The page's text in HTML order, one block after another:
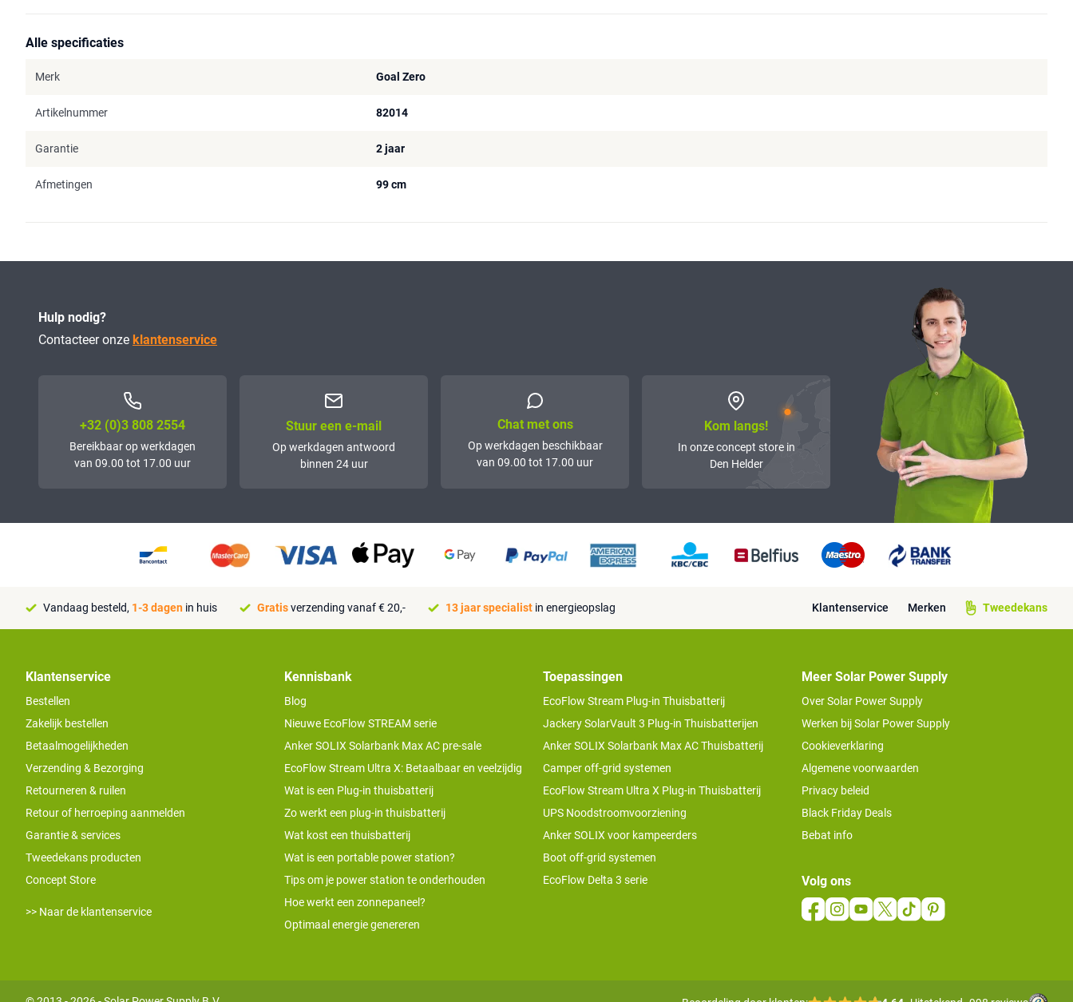
Alle specificaties
Merk Goal Zero
Artikelnummer 82014
Garantie 2 jaar
Afmetingen 99 cm
Hulp nodig?
Contacteer onze klantenservice
+32 (0)3 808 2554
Bereikbaar op werkdagen
van 09.00 tot 17.00 uur
Stuur een e-mail
Op werkdagen antwoord
binnen 24 uur
Chat met ons
Op werkdagen beschikbaar
van 09.00 tot 17.00 uur
Kom langs!
In onze concept store in
Den Helder
Vandaag besteld, 1-3 dagen in huis Gratisverzending vanaf € 20,- 13 jaar specialist in energieopslag Klantenservice Merken Tweedekans
Klantenservice
Bestellen
Zakelijk bestellen
Betaalmogelijkheden
Verzending & Bezorging
Retourneren & ruilen
Retour of herroeping aanmelden
Garantie & services
Tweedekans producten
Concept Store
>> Naar de klantenservice
Kennisbank
Blog
Nieuwe EcoFlow STREAM serie
Anker SOLIX Solarbank Max AC pre-sale
EcoFlow Stream Ultra X: Betaalbaar en veelzijdig
Wat is een Plug-in thuisbatterij
Zo werkt een plug-in thuisbatterij
Wat kost een thuisbatterij
Wat is een portable power station?
Tips om je power station te onderhouden
Hoe werkt een zonnepaneel?
Optimaal energie genereren
Toepassingen
EcoFlow Stream Plug-in Thuisbatterij
Jackery SolarVault 3 Plug-in Thuisbatterijen
Anker SOLIX Solarbank Max AC Thuisbatterij
Camper off-grid systemen
EcoFlow Stream Ultra X Plug-in Thuisbatterij
UPS Noodstroomvoorziening
Anker SOLIX voor kampeerders
Boot off-grid systemen
EcoFlow Delta 3 serie
Meer Solar Power Supply
Over Solar Power Supply
Werken bij Solar Power Supply
Cookieverklaring
Algemene voorwaarden
Privacy beleid
Black Friday Deals
Bebat info
Volg ons